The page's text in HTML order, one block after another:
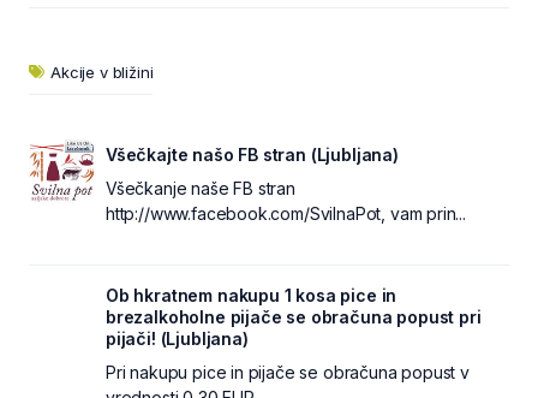
Akcije v bližini
Všečkajte našo FB stran (Ljubljana)
Všečkanje naše FB stran
http://www.facebook.com/SvilnaPot, vam prin...
Ob hkratnem nakupu 1 kosa pice in
brezalkoholne pijače se obračuna popust pri
pijači! (Ljubljana)
Pri nakupu pice in pijače se obračuna popust v